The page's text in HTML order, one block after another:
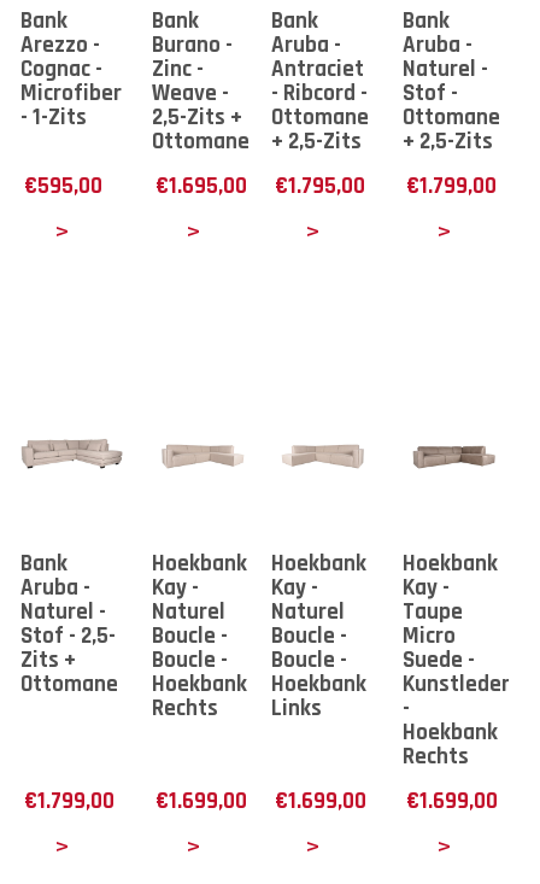
Bank
Arezzo -
Cognac -
Microfiber
- 1-Zits
€595,00
Bank
Burano -
Zinc -
Weave -
2,5-Zits +
Ottomane
€1.695,00
Bank
Aruba -
Antraciet
- Ribcord -
Ottomane
+ 2,5-Zits
€1.795,00
Bank
Aruba -
Naturel -
Stof -
Ottomane
+ 2,5-Zits
€1.799,00
Bank
Aruba -
Naturel -
Stof - 2,5-
Zits +
Ottomane
€1.799,00
Hoekbank
Kay -
Naturel
Boucle -
Boucle -
Hoekbank
Rechts
€1.699,00
Hoekbank
Kay -
Naturel
Boucle -
Boucle -
Hoekbank
Links
€1.699,00
Hoekbank
Kay -
Taupe
Micro
Suede -
Kunstleder
-
Hoekbank
Rechts
€1.699,00